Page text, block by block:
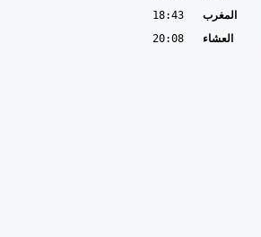
المغرب
18:43
العشاء
20:08